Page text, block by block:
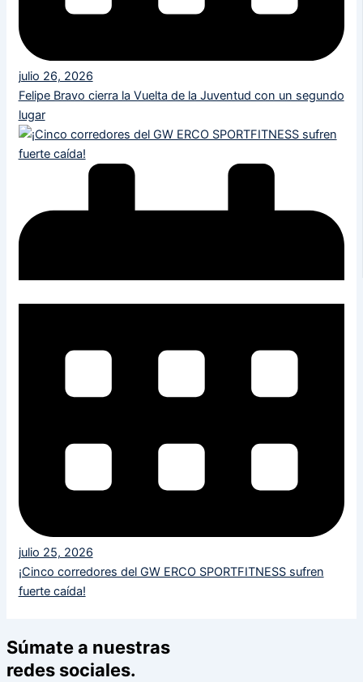
julio 26, 2026
Felipe Bravo cierra la Vuelta de la Juventud con un segundo
lugar
julio 25, 2026
¡Cinco corredores del GW ERCO SPORTFITNESS sufren
fuerte caída!
Súmate a nuestras
redes sociales.